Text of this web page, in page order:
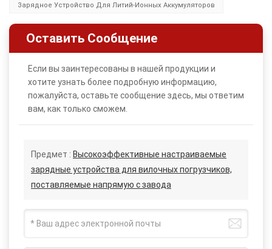
Зарядное Устройство Для Литий-Ионных Аккумуляторов
Оставить Сообщение
Если вы заинтересованы в нашей продукции и
хотите узнать более подробную информацию,
пожалуйста, оставьте сообщение здесь, мы ответим
вам, как только сможем.
Предмет : Высокоэффективные настраиваемые
зарядные устройства для вилочных погрузчиков,
поставляемые напрямую с завода